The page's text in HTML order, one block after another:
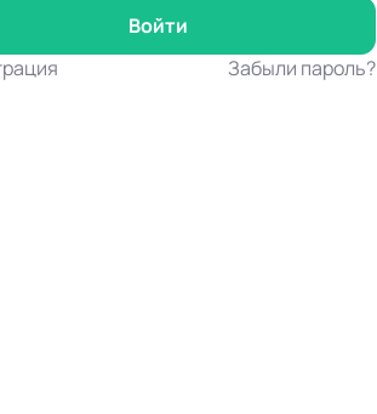
Забыли пароль?